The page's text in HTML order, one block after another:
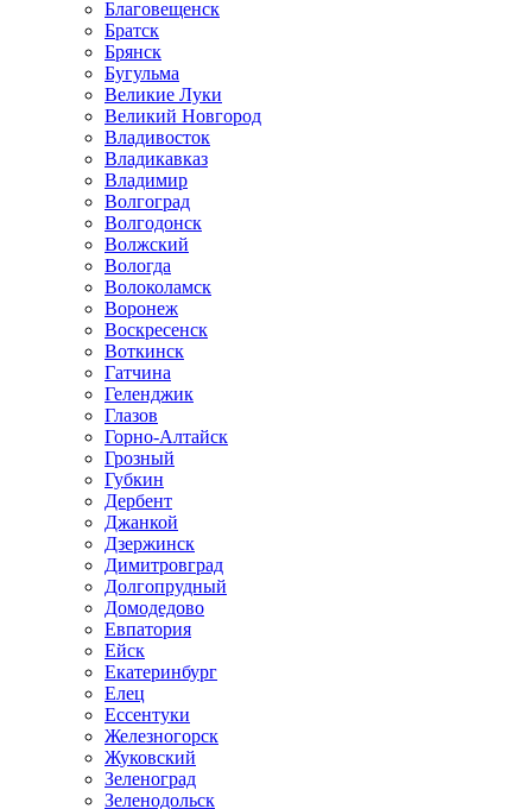
Благовещенск
Братск
Брянск
Бугульма
Великие Луки
Великий Новгород
Владивосток
Владикавказ
Владимир
Волгоград
Волгодонск
Волжский
Вологда
Волоколамск
Воронеж
Воскресенск
Воткинск
Гатчина
Геленджик
Глазов
Горно-Алтайск
Грозный
Губкин
Дербент
Джанкой
Дзержинск
Димитровград
Долгопрудный
Домодедово
Евпатория
Ейск
Екатеринбург
Елец
Ессентуки
Железногорск
Жуковский
Зеленоград
Зеленодольск